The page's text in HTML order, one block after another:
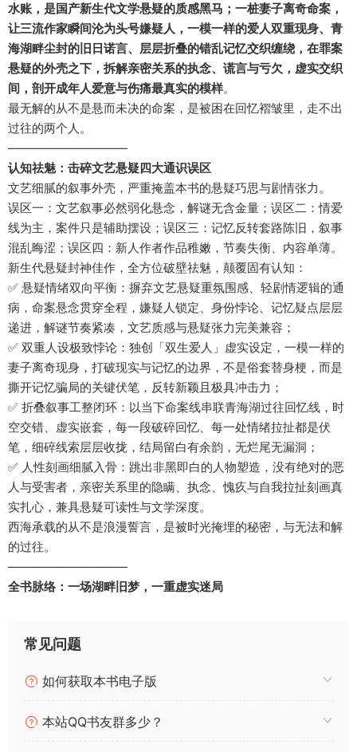
水账，是国产新生代文学悬疑的质感黑马；一桩妻子离奇命案，
让三流作家瞬间沦为头号嫌疑人，一模一样的爱人双重现身、青
海湖畔尘封的旧日诺言、层层折叠的错乱记忆交织缠绕，在罪案
悬疑的外壳之下，拆解亲密关系的执念、谎言与亏欠，虚实交织
间，剖开成年人爱意与伤痛最真实的模样。
最无解的从不是悬而未决的命案，是被困在回忆褶皱里，走不出
过往的两个人。
——————————
认知祛魅：击碎文艺悬疑四大通识误区
文艺细腻的叙事外壳，严重掩盖本书的悬疑巧思与剧情张力。
误区一：文艺叙事必然弱化悬念，解谜无含金量；误区二：情爱
线为主，案件只是辅助摆设；误区三：记忆反转套路陈旧，叙事
混乱晦涩；误区四：新人作者作品稚嫩，节奏失衡、内容单薄。
新生代悬疑封神佳作，全方位破壁祛魅，颠覆固有认知：
✅ 悬疑情绪双向平衡：摒弃文艺悬疑重氛围感、轻剧情逻辑的通
病，命案悬念贯穿全程，嫌疑人锁定、身份悖论、记忆疑点层层
递进，解谜节奏紧凑，文艺质感与悬疑张力完美兼容；
✅ 双重人设极致悖论：独创「双生爱人」虚实设定，一模一样的
妻子离奇现身，打破现实与记忆的边界，不是俗套替身梗，而是
撕开记忆骗局的关键伏笔，反转新颖且极具冲击力；
✅ 折叠叙事工整闭环：以当下命案线串联青海湖过往回忆线，时
空交错、虚实嵌套，每一段破碎回忆、每一处情绪拉扯都是伏
笔，细碎线索层层收拢，结局留白有余韵，无烂尾无漏洞；
✅ 人性刻画细腻入骨：跳出非黑即白的人物塑造，没有绝对的恶
人与受害者，亲密关系里的隐瞒、执念、愧疚与自我拉扯刻画真
实扎心，兼具悬疑可读性与文学深度。
西海承载的从不是浪漫誓言，是被时光掩埋的秘密，与无法和解
的过往。
——————————
全书脉络：一场湖畔旧梦，一重虚实迷局
索都指向他，顺理成章成为案件头号嫌疑人，平静的生活瞬间崩
✅ 诡异悖论打破现实：命案发生后，本该离世的妻子骤然现身，
崩塌，案件陷入更大迷雾；
常见问题
如何获取本书电子版
本站QQ书友群多少？